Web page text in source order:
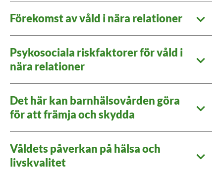
Förekomst av våld i nära relationer
Psykosociala riskfaktorer för våld i
nära relationer
Det här kan barnhälsovården göra
för att främja och skydda
Våldets påverkan på hälsa och
livskvalitet